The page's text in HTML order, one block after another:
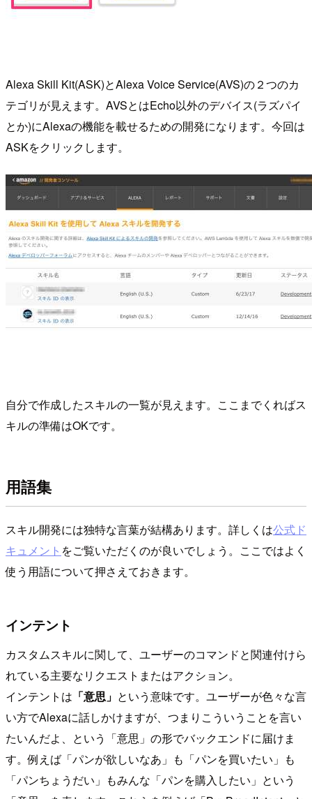
Alexa Skill Kit(ASK)とAlexa Voice Service(AVS)の２つのカ
テゴリが見えます。AVSとはEcho以外のデバイス(ラズパイ
とか)にAlexaの機能を載せるための開発になります。今回は
ASKをクリックします。
自分で作成したスキルの一覧が見えます。ここまでくればス
キルの準備はOKです。
用語集
スキル開発には独特な言葉が結構あります。詳しくは公式ド
キュメント をご覧いただくのが良いでしょう。ここではよく
使う用語について押さえておきます。
インテント
カスタムスキルに関して、ユーザーのコマンドと関連付けら
れている主要なリクエストまたはアクション。
インテントは 「意思」 という意味です。ユーザーが色々な言
い方でAlexaに話しかけますが、つまりこういうことを言い
たいんだよ、という「意思」の形でバックエンドに届けま
す。例えば「パンが欲しいなあ」も「パンを買いたい」も
「パンちょうだい」もみんな「パンを購入したい」という